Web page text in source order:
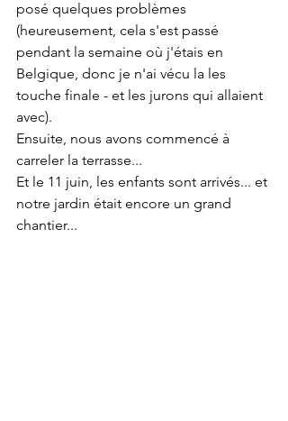
posé quelques problèmes
(heureusement, cela s'est passé
pendant la semaine où j'étais en
Belgique, donc je n'ai vécu la les
touche finale - et les jurons qui allaient
avec).
Ensuite, nous avons commencé à
carreler la terrasse...
Et le 11 juin, les enfants sont arrivés... et
notre jardin était encore un grand
chantier...